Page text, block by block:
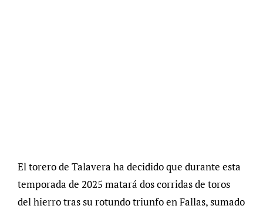
El torero de Talavera ha decidido que durante esta
temporada de 2025 matará dos corridas de toros
del hierro tras su rotundo triunfo en Fallas, sumado